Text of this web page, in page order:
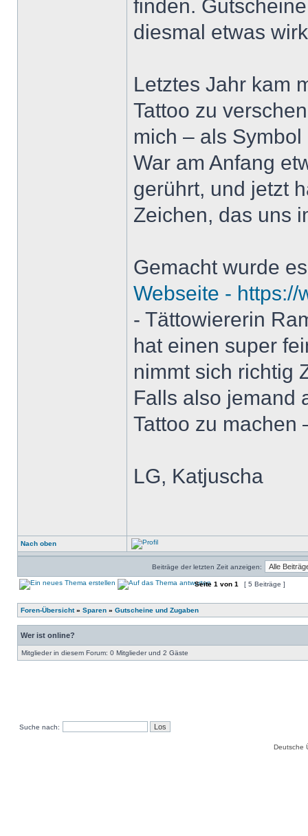
finden.
diesmal etwas
Letztes Jahr kam
Tattoo zu
mich – als
War am Anfang
gerührt, und jetzt
Zeichen, das uns
Gemacht wurde
Webseite - https://
- Tättowiererin
hat einen super
nimmt sich richtig
Falls also jemand
Tattoo zu machen
LG, Katjuscha
Nach oben
Beiträge der letzten Zeit anzeigen:
Seite 1 von 1 [ 5 Beiträge ]
Foren-Übersicht» Sparen » Gutscheine und Zugaben
Wer ist online?
Mitglieder in diesem Forum: 0 Mitglieder und 2 Gäste
Suche nach:
Deutsche